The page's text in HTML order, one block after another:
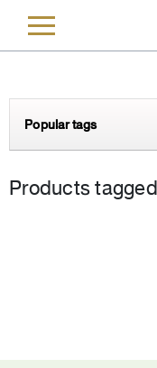
Popular tags
Products